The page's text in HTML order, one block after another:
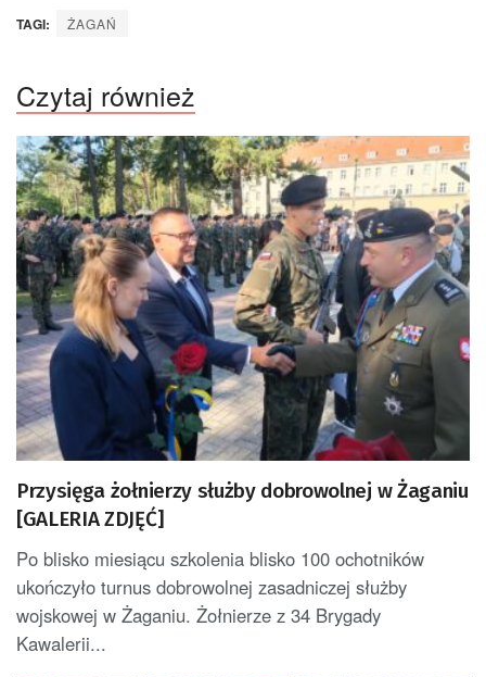
TAGI: ŻAGAŃ
Czytaj również
Przysięga żołnierzy służby dobrowolnej w Żaganiu
[GALERIA ZDJĘĆ]
Po blisko miesiącu szkolenia blisko 100 ochotników
ukończyło turnus dobrowolnej zasadniczej służby
wojskowej w Żaganiu. Żołnierze z 34 Brygady
Kawalerii...